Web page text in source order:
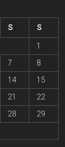
S
S
1
7
8
14
15
21
22
28
29